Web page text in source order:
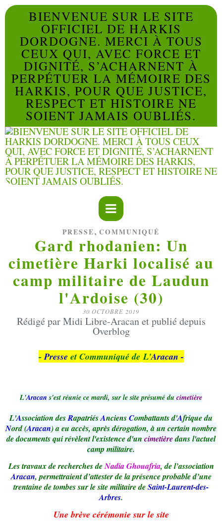
BIENVENUE SUR LE SITE
OFFICIEL DE HARKIS
DORDOGNE. MERCI À TOUS
CEUX QUI, AVEC FORCE ET
DIGNITÉ, S’ACHARNENT À
PERPÉTUER LA MÉMOIRE DES
HARKIS, POUR QUE JUSTICE,
RESPECT ET HISTOIRE NE
SOIENT JAMAIS OUBLIÉS.
PRESSE, COMMUNIQUÉ
Gard rhodanien: Un
cimetière Harki localisé au
camp militaire de Laudun
l'Ardoise (30)
30 OCTOBRE 2019
Rédigé par Midi Libre-Aracan et publié depuis
Overblog
-Presse et Communiqué de L'Aracan -
L'Aracan s'est réunie ce mardi, sur le site présumé du cimetière
L'Association desRapatriésAnciensCombattants d'Afrique du
Nord (Aracan) a eu accès, après dérogation, à un certain nombre
de documents qui révèlent l'existence d'un cimetièredans l'actuel
camp militaire.
Les travaux de recherches deNadia Ghouafria, de l’association
Aracan, permettraient d’attester de la présence probable d’une
trentaine de tombes sur le site militaire deSaint-Laurent-des-
Arbres.
Une brève cérémonie sur le site